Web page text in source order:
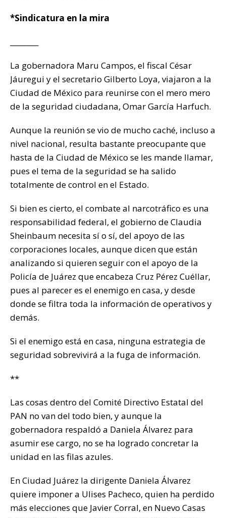
k
*Sindicatura en la mira
La gobernadora Maru Campos, el fiscal César
Jáuregui y el secretario Gilberto Loya, viajaron a la
Ciudad de México para reunirse con el mero mero
de la seguridad ciudadana, Omar García Harfuch.
Aunque la reunión se vio de mucho caché, incluso a
nivel nacional, resulta bastante preocupante que
hasta de la Ciudad de México se les mande llamar,
pues el tema de la seguridad se ha salido
totalmente de control en el Estado.
Si bien es cierto, el combate al narcotráfico es una
responsabilidad federal, el gobierno de Claudia
Sheinbaum necesita sí o sí, del apoyo de las
corporaciones locales, aunque dicen que están
analizando si quieren seguir con el apoyo de la
Policía de Juárez que encabeza Cruz Pérez Cuéllar,
pues al parecer es el enemigo en casa, y desde
donde se filtra toda la información de operativos y
demás.
Si el enemigo está en casa, ninguna estrategia de
seguridad sobrevivirá a la fuga de información.
**
Las cosas dentro del Comité Directivo Estatal del
PAN no van del todo bien, y aunque la
gobernadora respaldó a Daniela Álvarez para
asumir ese cargo, no se ha logrado concretar la
unidad en las filas azules.
En Ciudad Juárez la dirigente Daniela Álvarez
quiere imponer a Ulises Pacheco, quien ha perdido
más elecciones que Javier Corral, en Nuevo Casas